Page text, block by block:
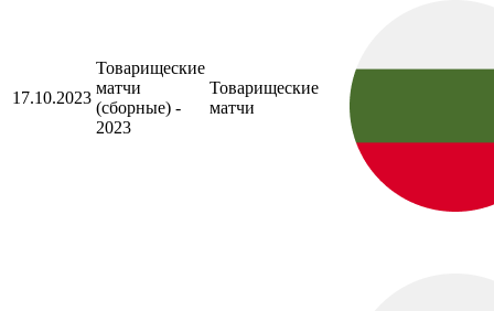
17.10.2023
Товарищеские
матчи
(сборные) -
2023
Товарищеские
матчи